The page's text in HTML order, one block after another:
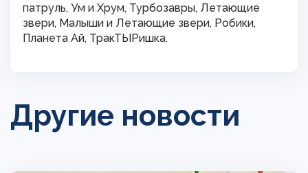
патруль, Ум и Хрум, Турбозавры, Летающие
звери, Малыши и Летающие звери, Робики,
Планета Ай, ТракТЫРишка.
Другие новости